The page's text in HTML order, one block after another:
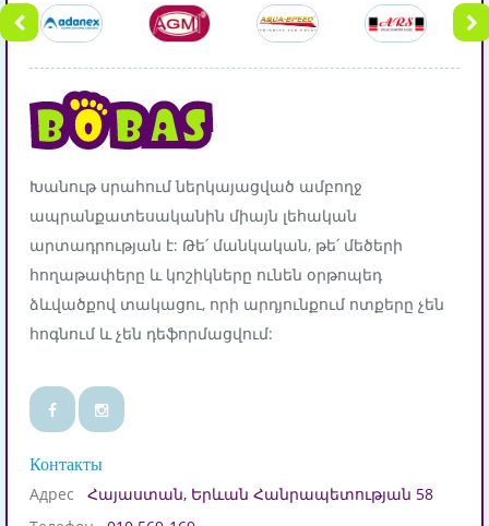
Խանութ սրահում ներկայացված ամբողջ
ապրանքատեսականին միայն լեհական
արտադրության է: Թե՛ մանկական, թե՛ մեծերի
հողաթափերը և կոշիկները ունեն օրթոպեդ
ձևվածքով տակացու, որի արդյունքում ոտքերը չեն
հոգնում և չեն դեֆորմացվում:
Контакты
Адрес
Հայաստան, Երևան Հանրապետության 58